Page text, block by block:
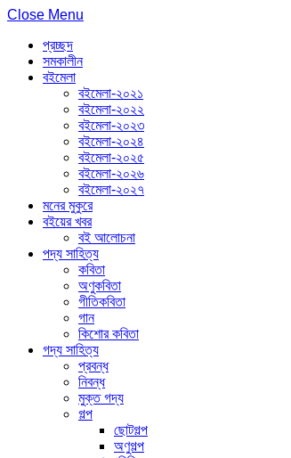
Close Menu
প্রচ্ছদ
সমকালীন
বইমেলা
বইমেলা-২০২১
বইমেলা-২০২২
বইমেলা-২০২৩
বইমেলা-২০২৪
বইমেলা-২০২৫
বইমেলা-২০২৬
বইমেলা-২০২৭
মনের মুকুরে
বইয়ের খবর
বই আলোচনা
পদ্য সাহিত্য
কবিতা
অণুকবিতা
গীতিকবিতা
গান
কিশোর কবিতা
গদ্য সাহিত্য
প্রবন্ধ
নিবন্ধ
মুক্ত গদ্য
গল্প
ছোটগল্প
অণুগল্প